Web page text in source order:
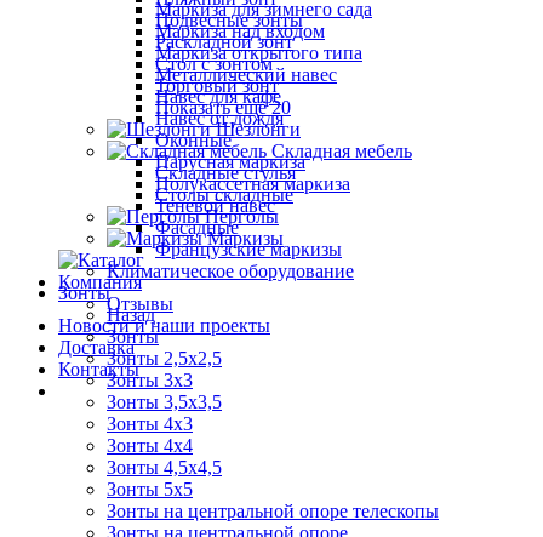
Подвесные зонты
Раскладной зонт
Стол с зонтом
Торговый зонт
Показать ещё 20
Шезлонги
Складная мебель
Складные стулья
Столы складные
Перголы
Маркизы
Компания
Отзывы
Новости и наши проекты
Доставка
Контакты
Маркиза для зимнего сада
Маркиза над входом
Маркиза открытого типа
Металлический навес
Навес для кафе
Навес от дождя
Оконные
Парусная маркиза
Полукассетная маркиза
Теневой навес
Фасадные
Французские маркизы
Климатическое оборудование
Зонты
Назад
Зонты
Зонты 2,5х2,5
Зонты 3х3
Зонты 3,5х3,5
Зонты 4х3
Зонты 4х4
Зонты 4,5х4,5
Зонты 5х5
Зонты на центральной опоре телескопы
Зонты на центральной опоре